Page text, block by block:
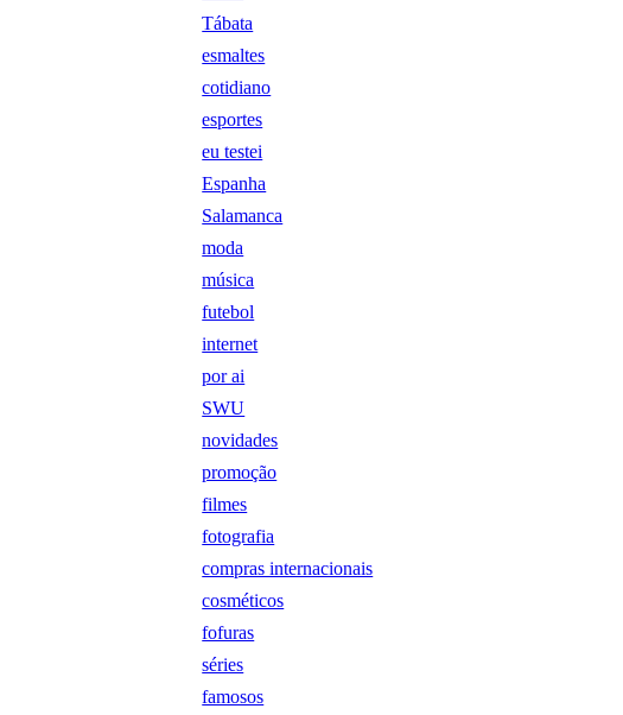
Tábata
esmaltes
cotidiano
esportes
eu testei
Espanha
Salamanca
moda
música
futebol
internet
por ai
SWU
novidades
promoção
filmes
fotografia
compras internacionais
cosméticos
fofuras
séries
famosos